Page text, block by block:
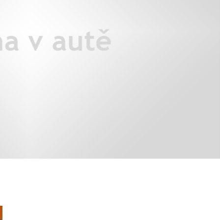
stručně o autosedačkách